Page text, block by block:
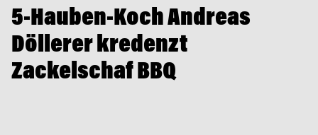
5-Hauben-Koch Andreas
Döllerer kredenzt
Zackelschaf BBQ